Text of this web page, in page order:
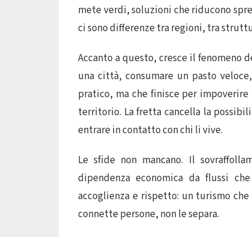
mete verdi, soluzioni che riducono
ci sono differenze tra regioni, tra
Accanto a questo, cresce il fenomeno
una città, consumare un pasto
pratico, ma che finisce per
territorio. La fretta cancella la
entrare in contatto con chi li vive.
Le sfide non mancano. Il
dipendenza economica da flussi
accoglienza e rispetto: un turismo che
connette persone, non le separa.